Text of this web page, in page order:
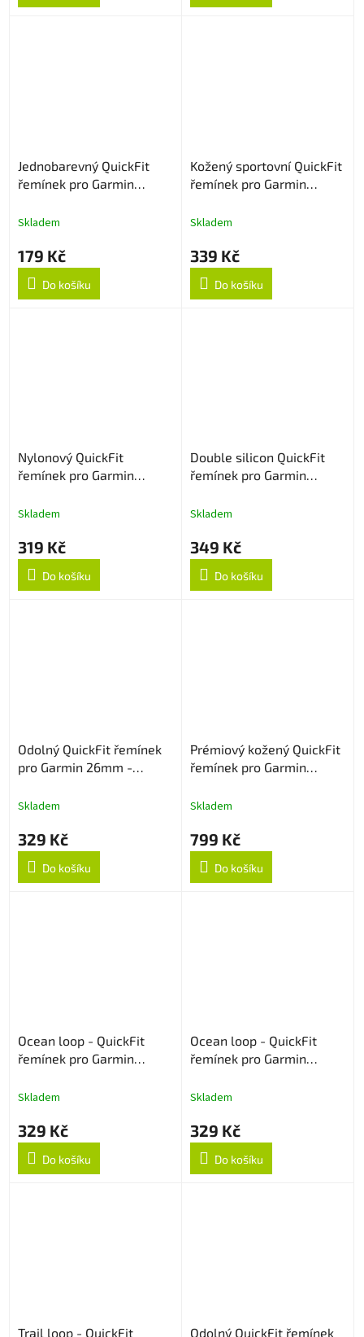
Jednobarevný QuickFit
řemínek pro Garmin
Skladem
179 Kč
Do košíku
Kožený sportovní QuickFit
řemínek pro Garmin
Skladem
339 Kč
Do košíku
Nylonový QuickFit
řemínek pro Garmin
Skladem
319 Kč
Do košíku
Double silicon QuickFit
řemínek pro Garmin
Skladem
349 Kč
Do košíku
Odolný QuickFit řemínek
pro Garmin 26mm -
Skladem
329 Kč
Do košíku
Prémiový kožený QuickFit
řemínek pro Garmin
Skladem
799 Kč
Do košíku
Ocean loop - QuickFit
řemínek pro Garmin
Skladem
329 Kč
Do košíku
Ocean loop - QuickFit
řemínek pro Garmin
Skladem
329 Kč
Do košíku
Trail loop - QuickFit Odolný QuickFit řemínek